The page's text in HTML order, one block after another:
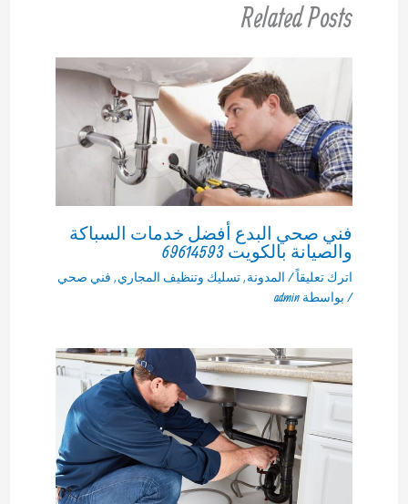
Related Posts
فني صحي البدع أفضل خدمات السباكة
والصيانة بالكويت 69614593
اترك تعليقاً / المدونة,تسليك وتنظيف المجاري, فني صحي
/ بواسطة admin